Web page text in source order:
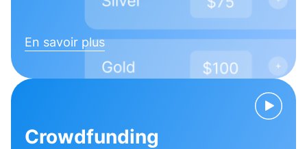
En savoir plus
Crowdfunding